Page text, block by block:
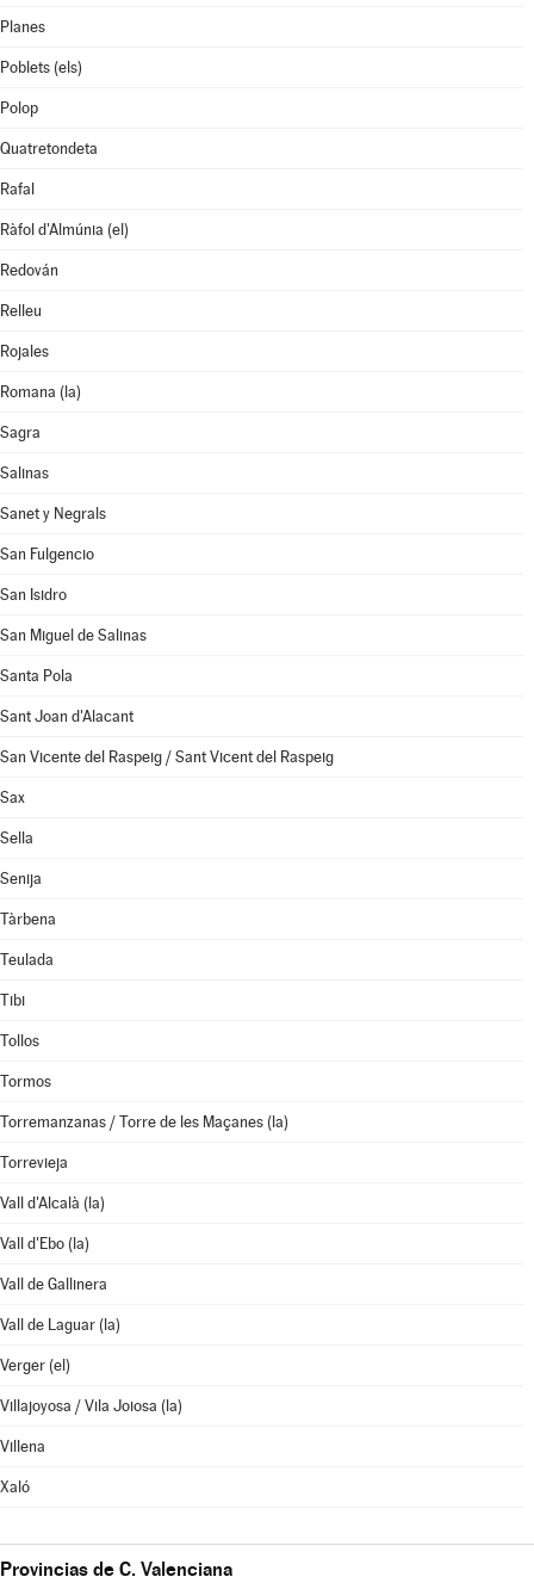
Planes
Poblets (els)
Polop
Quatretondeta
Rafal
Ràfol d'Almúnia (el)
Redován
Relleu
Rojales
Romana (la)
Sagra
Salinas
Sanet y Negrals
San Fulgencio
San Isidro
San Miguel de Salinas
Santa Pola
Sant Joan d'Alacant
San Vicente del Raspeig / Sant Vicent del Raspeig
Sax
Sella
Senija
Tàrbena
Teulada
Tibi
Tollos
Tormos
Torremanzanas / Torre de les Maçanes (la)
Torrevieja
Vall d'Alcalà (la)
Vall d'Ebo (la)
Vall de Gallinera
Vall de Laguar (la)
Verger (el)
Villajoyosa / Vila Joiosa (la)
Villena
Xaló
Provincias de C. Valenciana